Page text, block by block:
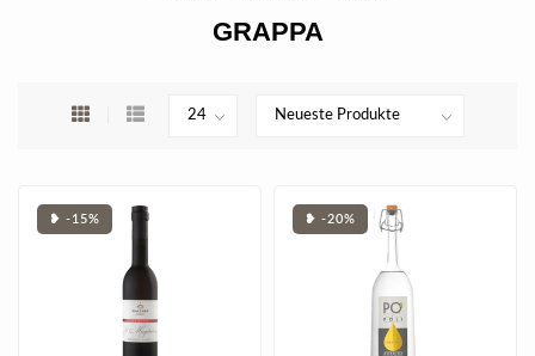
GRAPPA
❥ -15% ❥ -20%